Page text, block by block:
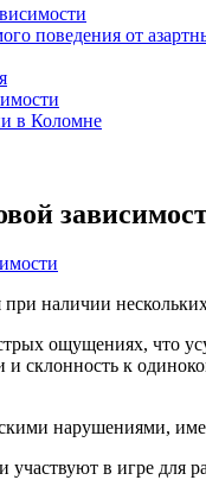
поведения от
в Коломне
при наличии
ощущениях, что
склонность к
нарушениями,
участвуют в игре для